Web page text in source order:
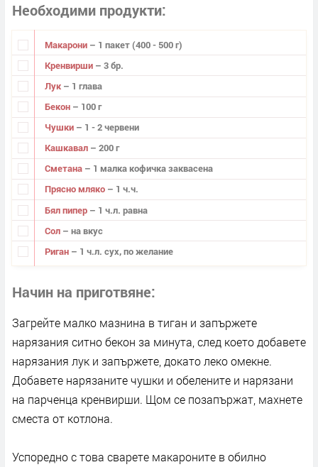
Необходими продукти
Макарони – 1 пакет (400 - 500 г)
Кренвирши – 3 бр.
Лук – 1 глава
Бекон – 100 г
Чушки – 1 - 2 червени
Кашкавал – 200 г
Сметана – 1 малка кофичка заквасена
Прясно мляко – 1 ч.ч.
Бял пипер – 1 ч.л. равна
Сол – на вкус
Риган – 1 ч.л. сух, по желание
Начин на приготвяне
Загрейте малко мазнина в тиган и запържете
нарязания ситно бекон за минута, след което добавете
нарязания лук и запържете, докато леко омекне.
Добавете нарязаните чушки и обелените и нарязани
на парченца кренвирши. Щом се позапържат, махнете
сместа от котлона.
Успоредно с това сварете макароните в обилно